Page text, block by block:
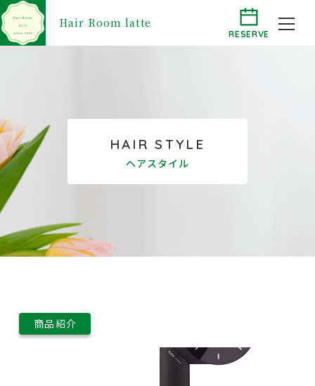
Hair Room latte
RESERVE
HAIR STYLE
ヘアスタイル
商品紹介